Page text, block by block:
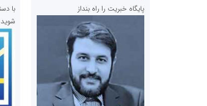
پایگاه خبریت را راه بنداز
با
شوید